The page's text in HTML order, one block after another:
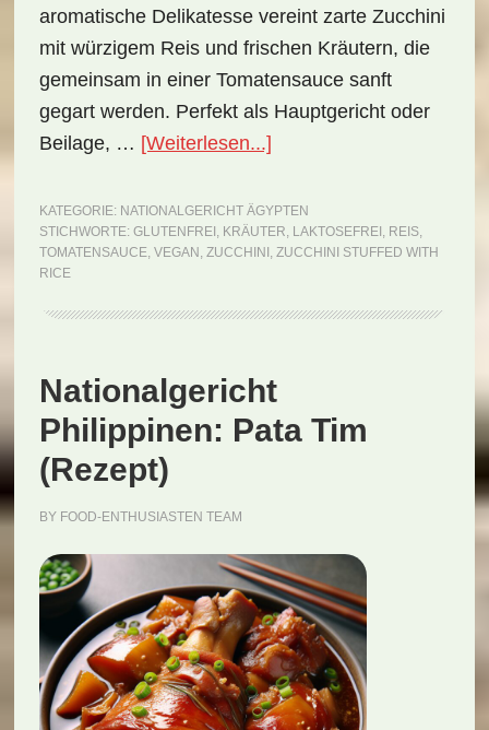
aromatische Delikatesse vereint zarte Zucchini
mit würzigem Reis und frischen Kräutern, die
gemeinsam in einer Tomatensauce sanft
gegart werden. Perfekt als Hauptgericht oder
Beilage, … [Weiterlesen...]ÜberNationalgericht
Zucchini
Stuffed
KATEGORIE: NATIONALGERICHT ÄGYPTEN
STICHWORTE: GLUTENFREI , KRÄUTER, LAKTOSEFREI , REIS,
TOMATENSAUCE, VEGAN , ZUCCHINI , ZUCCHINI STUFFED WITH
RICE
Nationalgericht
Philippinen: Pata Tim
(Rezept)
BY FOOD-ENTHUSIASTEN TEAM